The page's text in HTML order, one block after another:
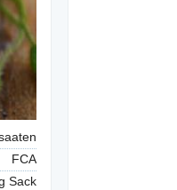
FCA
Sack